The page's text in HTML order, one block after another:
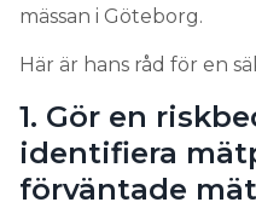
mässan i Göteborg.
Här är hans råd för en
1. Gör en
identifiera
förväntade